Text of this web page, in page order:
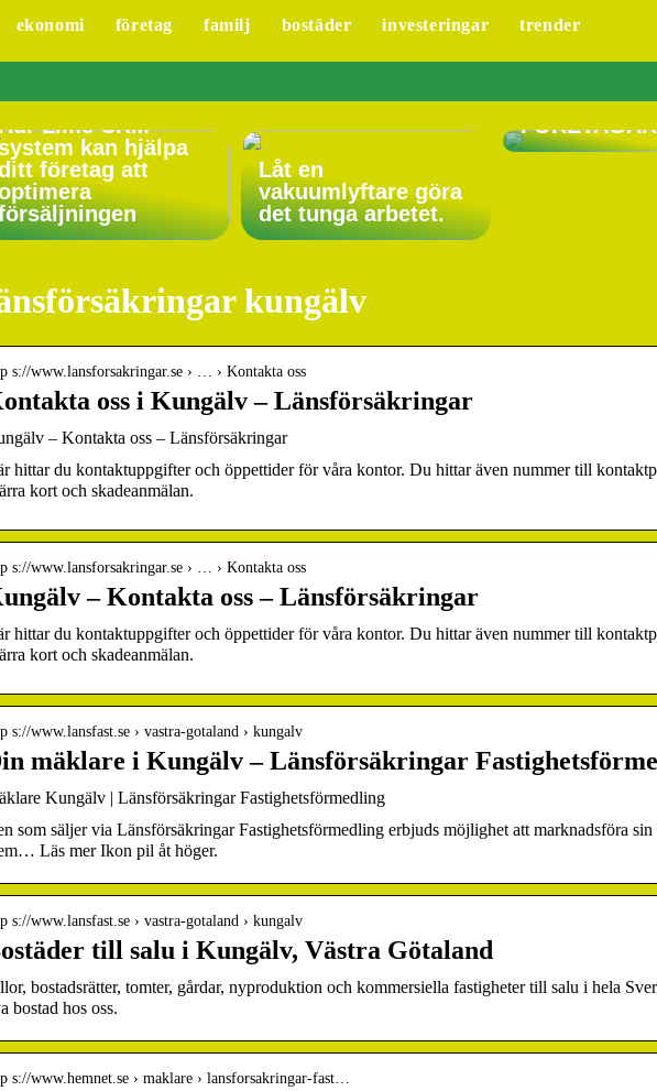
ekonomi företag familj bostäder investeringar trender
Lime CRM
kan hjälpa
företag att
Låt en
vakuumlyftare göra
det tunga arbetet.
VARFÖR
SOM EGEN
kungälv
s://www.lansforsakringar.se › … › Kontakta oss
oss i Kungälv – Länsförsäkringar
– Kontakta oss – Länsförsäkringar
hittar du kontaktuppgifter och öppettider för våra kontor. Du hittar även nummer till
kort och skadeanmälan.
s://www.lansforsakringar.se › … › Kontakta oss
– Kontakta oss – Länsförsäkringar
hittar du kontaktuppgifter och öppettider för våra kontor. Du hittar även nummer till
kort och skadeanmälan.
s://www.lansfast.se › vastra-gotaland › kungalv
mäklare i Kungälv – Länsförsäkringar
Kungälv | Länsförsäkringar Fastighetsförmedling
som säljer via Länsförsäkringar Fastighetsförmedling erbjuds möjlighet att marknadsföra sin
Läs mer Ikon pil åt höger.
s://www.lansfast.se › vastra-gotaland › kungalv
till salu i Kungälv, Västra Götaland
bostadsrätter, tomter, gårdar, nyproduktion och kommersiella fastigheter till salu i hela
bostad hos oss.
s://www.hemnet.se › maklare › lansforsakringar-fast…